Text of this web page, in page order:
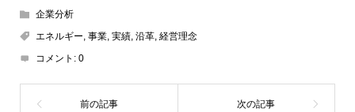
企業分析
エネルギー, 事業, 実績, 沿革, 経営理念
コメント: 0